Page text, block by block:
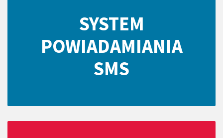
SYSTEM
POWIADAMIANIA
SMS